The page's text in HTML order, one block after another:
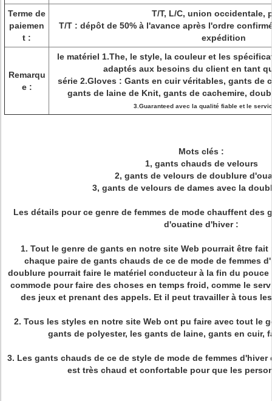
Terme de
paiemen
t :
T/T, L/C, union occidentale,
T/T : dépôt de 50% à l'avance après l'ordre
expédition
Remarqu
e :
le matériel 1.The, le style, la couleur et les
adaptés aux besoins du client en tant
série 2.Gloves : Gants en cuir véritables, gants de
gants de laine de Knit, gants de cachemire,
3.Guaranteed avec la qualité fiable et le
Mots clés :
1, gants chauds de velours
2, gants de velours de doublure
3, gants de velours de dames avec la
Les détails pour ce genre de femmes de mode chauffent des
d'ouatine d'hiver :
1. Tout le genre de gants en notre site Web pourrait être
chaque paire de gants chauds de ce de mode de femmes
doublure pourrait faire le matériel conducteur à la fin du pouce
commode pour faire des choses en temps froid, comme le
des jeux et prenant des appels. Et il peut travailler à tous
2. Tous les styles en notre site Web ont pu faire avec tout le
gants de polyester, les gants de laine, gants en cuir,
3. Les gants chauds de ce de style de mode de femmes
est très chaud et confortable pour que les